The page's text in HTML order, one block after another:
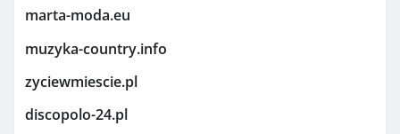
marta-moda.eu
muzyka-country.info
zyciewmiescie.pl
discopolo-24.pl